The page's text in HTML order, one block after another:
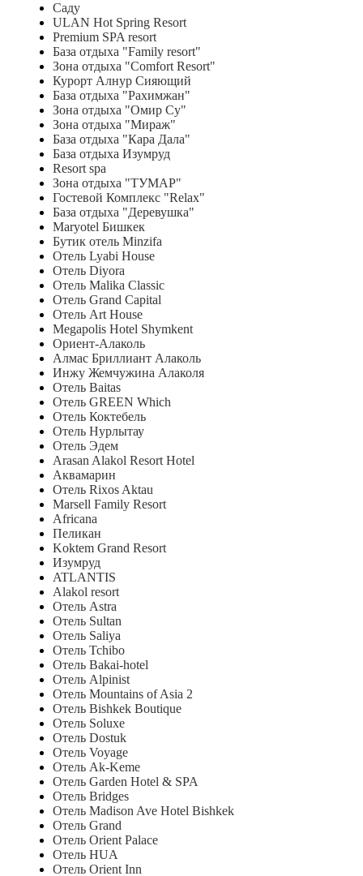
Саду
ULAN Hot Spring Resort
Premium SPA resort
База отдыха "Family resort"
Зона отдыха "Comfort Resort"
Курорт Алнур Сияющий
База отдыха "Рахимжан"
Зона отдыха "Омир Су"
Зона отдыха "Мираж"
База отдыха "Кара Дала"
База отдыха Изумруд
Resort spa
Зона отдыха "ТУМАР"
Гостевой Комплекс "Relax"
База отдыха "Деревушка"
Maryotel Бишкек
Бутик отель Minzifa
Отель Lyabi House
Отель Diyora
Отель Malika Classic
Отель Grand Capital
Отель Art House
Megapolis Hotel Shymkent
Ориент-Алаколь
Алмас Бриллиант Алаколь
Инжу Жемчужина Алаколя
Отель Baitas
Отель GREEN Which
Отель Коктебель
Отель Нурлытау
Отель Эдем
Arasan Alakol Resort Hotel
Аквамарин
Отель Rixos Aktau
Marsell Family Resort
Africana
Пеликан
Koktem Grand Resort
Изумруд
ATLANTIS
Alakol resort
Отель Astra
Отель Sultan
Отель Saliya
Отель Tchibo
Отель Bakai-hotel
Отель Alpinist
Отель Mountains of Asia 2
Отель Bishkek Boutique
Отель Soluxe
Отель Dostuk
Отель Voyage
Отель Ak-Keme
Отель Garden Hotel & SPA
Отель Bridges
Отель Madison Ave Hotel Bishkek
Отель Grand
Отель Orient Palace
Отель HUA
Отель Orient Inn